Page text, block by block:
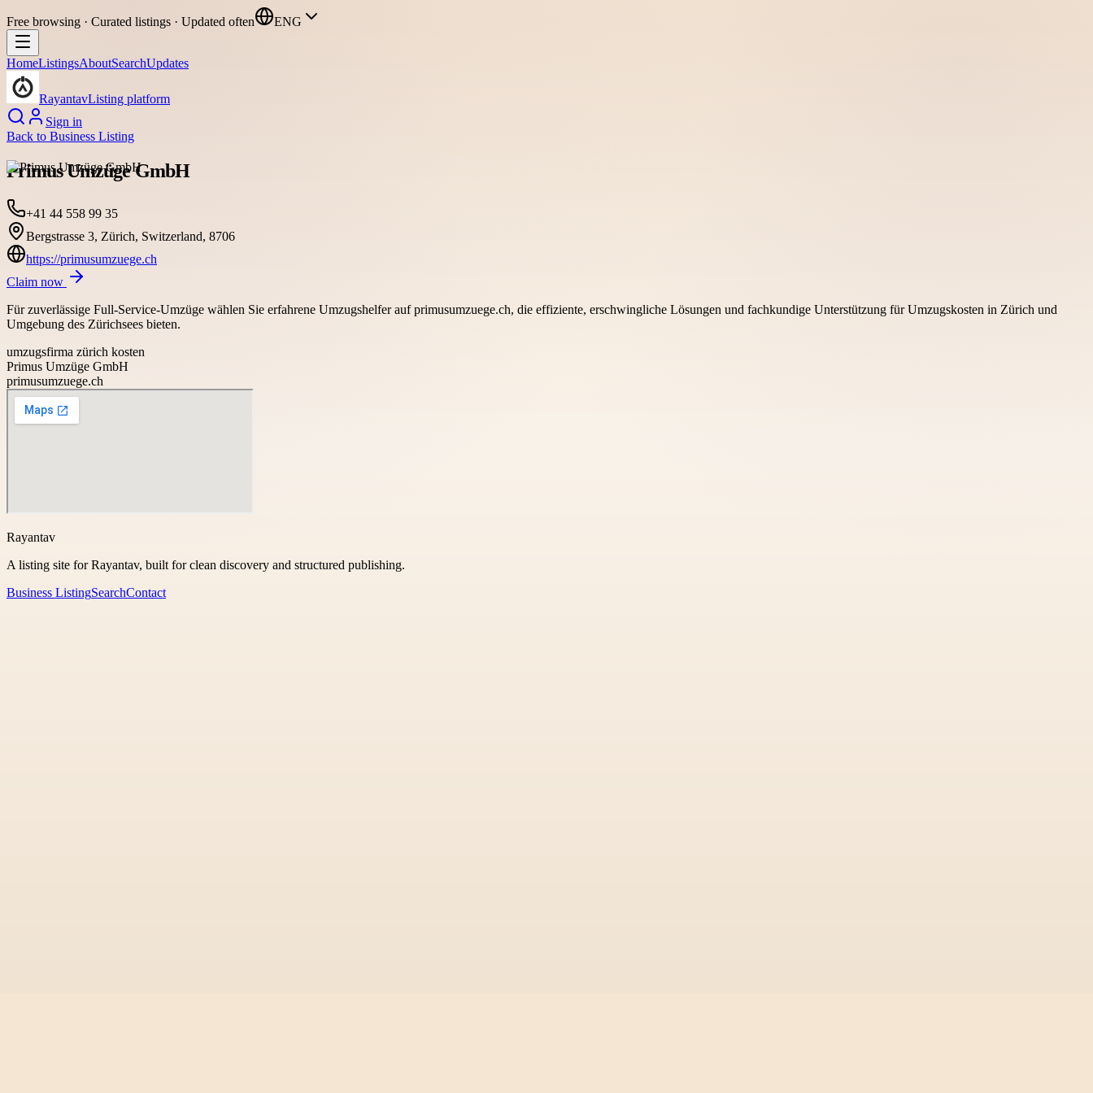
Free browsing · Curated listings · Updated often ENG
HomeListingsAboutSearchUpdates
RayantavListing platform
Sign in
Back to Business Listing
Primus Umzüge GmbH
+41 44 558 99 35
Bergstrasse 3, Zürich, Switzerland, 8706
https://primusumzuege.ch
Claim now
Für zuverlässige Full-Service-Umzüge wählen Sie erfahrene Umzugshelfer auf primusumzuege.ch, die effiziente, erschwingliche Lösungen und fachkundige Unterstützung für Umzugskosten in Zürich und
Umgebung des Zürichsees bieten.
umzugsfirma zürich kosten
Primus Umzüge GmbH
primusumzuege.ch
Rayantav
A listing site for Rayantav, built for clean discovery and structured publishing.
Business ListingSearchContact